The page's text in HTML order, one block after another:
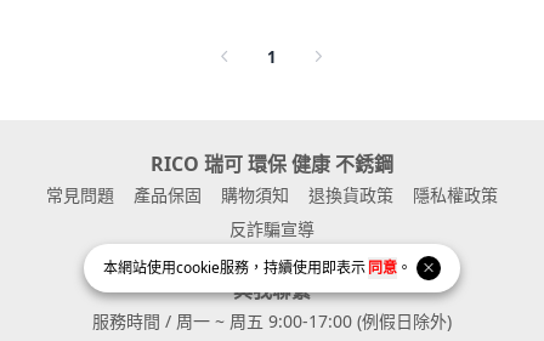
本網站使用cookie服務，持續使用即表示 同意 。
1
RICO 瑞可 環保 健康 不銹鋼
常見問題 產品保固 購物須知 退換貨政策
隱私權政策
反詐騙宣導
與我聯繫
服務時間 / 周一 ~ 周五 9:00-17:00 (例假日除外)